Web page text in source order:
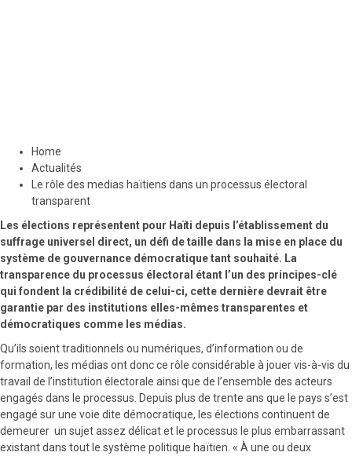
Home
Actualités
Le rôle des medias haïtiens dans un processus électoral
transparent
Les élections représentent pour Haïti depuis l’établissement du
suffrage universel direct, un défi de taille dans la mise en place du
système de gouvernance démocratique tant souhaité. La
transparence du processus électoral étant l’un des principes-clé
qui fondent la crédibilité de celui-ci, cette dernière devrait être
garantie par des institutions elles-mêmes transparentes et
démocratiques comme les médias.
Qu’ils soient traditionnels ou numériques, d’information ou de
formation, les médias ont donc ce rôle considérable à jouer vis-à-vis du
travail de l’institution électorale ainsi que de l’ensemble des acteurs
engagés dans le processus. Depuis plus de trente ans que le pays s’est
engagé sur une voie dite démocratique, les élections continuent de
demeurer un sujet assez délicat et le processus le plus embarrassant
existant dans tout le système politique haïtien. « À une ou deux